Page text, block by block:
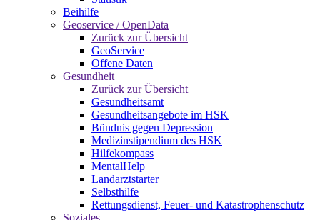
Beihilfe
Geoservice / OpenData
Zurück zur Übersicht
GeoService
Offene Daten
Gesundheit
Zurück zur Übersicht
Gesundheitsamt
Gesundheitsangebote im HSK
Bündnis gegen Depression
Medizinstipendium des HSK
Hilfekompass
MentalHelp
Landarztstarter
Selbsthilfe
Rettungsdienst, Feuer- und Katastrophenschutz
Soziales